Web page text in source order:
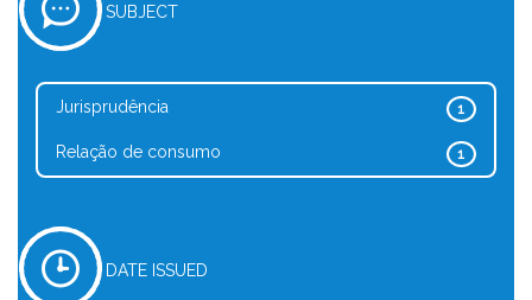
SUBJECT
1
Jurisprudência
1
Relação de consumo
DATE ISSUED